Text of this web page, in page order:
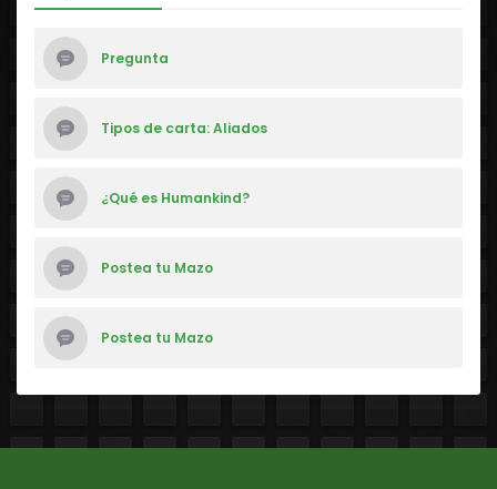
Pregunta
Tipos de carta: Aliados
¿Qué es Humankind?
Postea tu Mazo
Postea tu Mazo